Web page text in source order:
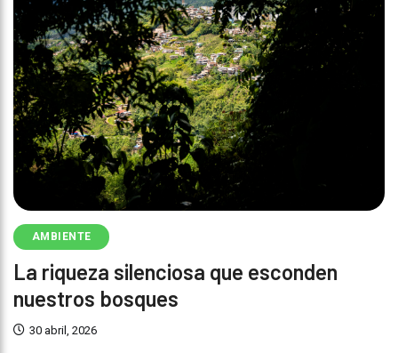
AMBIENTE
La riqueza silenciosa que esconden
nuestros bosques
30 abril, 2026